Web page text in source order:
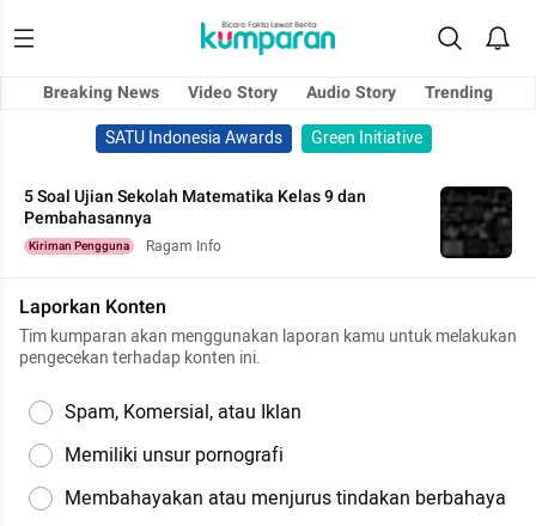
Breaking News Video Story Audio Story
Trending
SATU Indonesia Awards
Green Initiative
5 Soal Ujian Sekolah Matematika Kelas 9 dan
Pembahasannya
Kiriman Pengguna Ragam Info
Laporkan Konten
Tim kumparan akan menggunakan laporan kamu untuk melakukan
pengecekan terhadap konten ini.
Spam, Komersial, atau Iklan
Memiliki unsur pornografi
Membahayakan atau menjurus tindakan berbahaya